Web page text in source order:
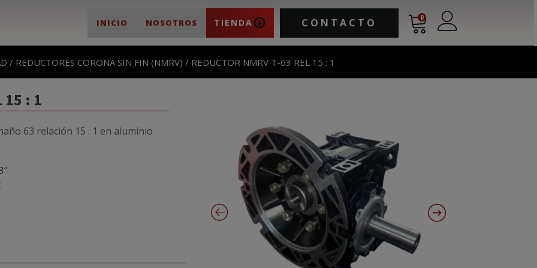
INICIO NOSOTROS TIENDA CONTACTO 0
/ REDUCTORES CORONA SIN FIN (NMRV) / REDUCTOR NMRV T-63 REL 15 : 1
15 : 1
63 relación 15 : 1 en aluminio